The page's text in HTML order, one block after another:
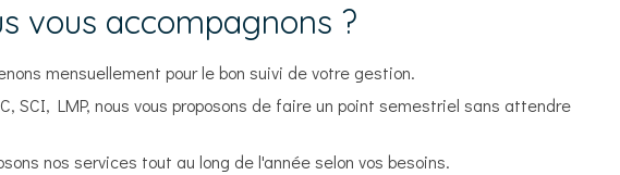
vous accompagnons ?
mensuellement pour le bon suivi de votre gestion.
SCI, LMP, nous vous proposons de faire un point semestriel sans attendre
nos services tout au long de l'année selon vos besoins.